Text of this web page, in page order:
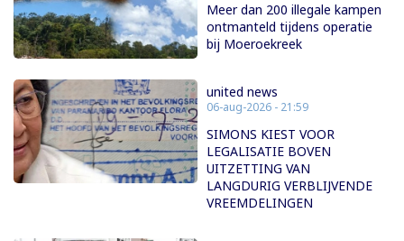
Meer dan 200 illegale kampen
ontmanteld tijdens operatie
bij Moeroekreek
united news
06-aug-2026 - 21:59
SIMONS KIEST VOOR
LEGALISATIE BOVEN
UITZETTING VAN
LANGDURIG VERBLIJVENDE
VREEMDELINGEN